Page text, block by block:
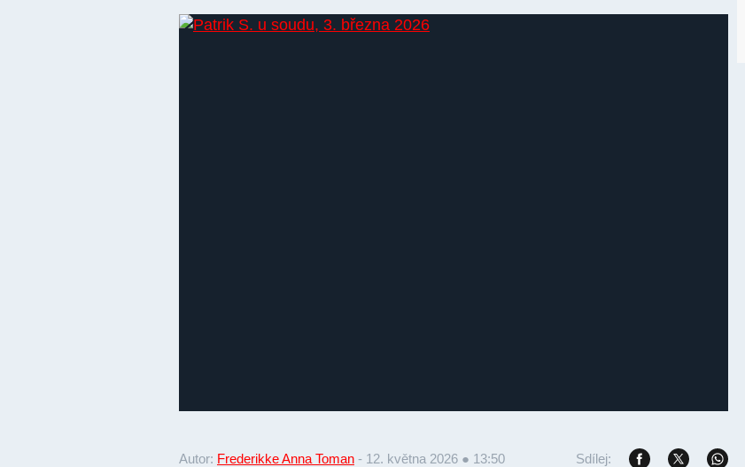
Autor: Frederikke Anna Toman - 12. května 2026 ● 13:50 Sdílej: